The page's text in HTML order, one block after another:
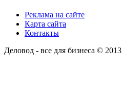
Реклама на сайте
Карта сайта
Контакты
Деловод - все для бизнеса © 2013